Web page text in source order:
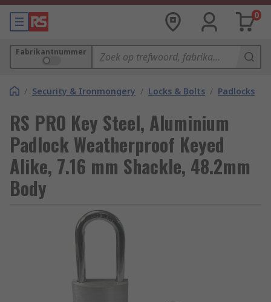
0
Fabrikantnummer
/ Security & Ironmongery / Locks & Bolts / Padlocks
RS PRO Key Steel, Aluminium
Padlock Weatherproof Keyed
Alike, 7.16 mm Shackle, 48.2mm
Body